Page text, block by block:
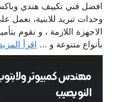
افضل فني تكييف هندي
وحدات تبريد للابنية، نعمل
الاجهزة اللازمة ، و نقوم
بأنواع متنوعة و ... اقرأ